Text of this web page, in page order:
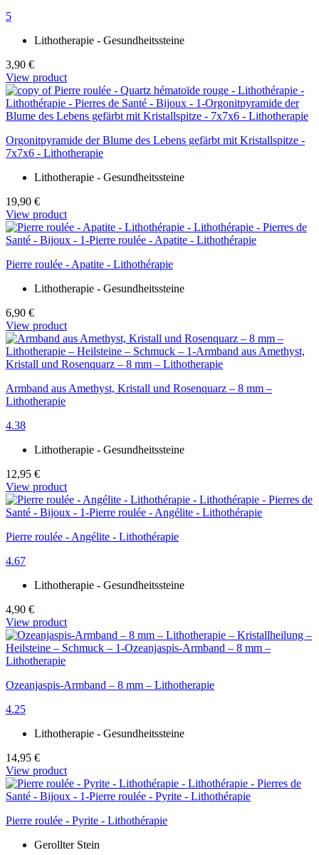
5
Lithotherapie - Gesundheitssteine
3,90 €
View product
Orgonitpyramide der Blume des Lebens gefärbt mit Kristallspitze -
7x7x6 - Lithotherapie
Lithotherapie - Gesundheitssteine
19,90 €
View product
Pierre roulée - Apatite - Lithothérapie
Lithotherapie - Gesundheitssteine
6,90 €
View product
Armband aus Amethyst, Kristall und Rosenquarz – 8 mm –
Lithotherapie
4.38
Lithotherapie - Gesundheitssteine
12,95 €
View product
Pierre roulée - Angélite - Lithothérapie
4.67
Lithotherapie - Gesundheitssteine
4,90 €
View product
Ozeanjaspis-Armband – 8 mm – Lithotherapie
4.25
Lithotherapie - Gesundheitssteine
14,95 €
View product
Pierre roulée - Pyrite - Lithothérapie
Gerollter Stein